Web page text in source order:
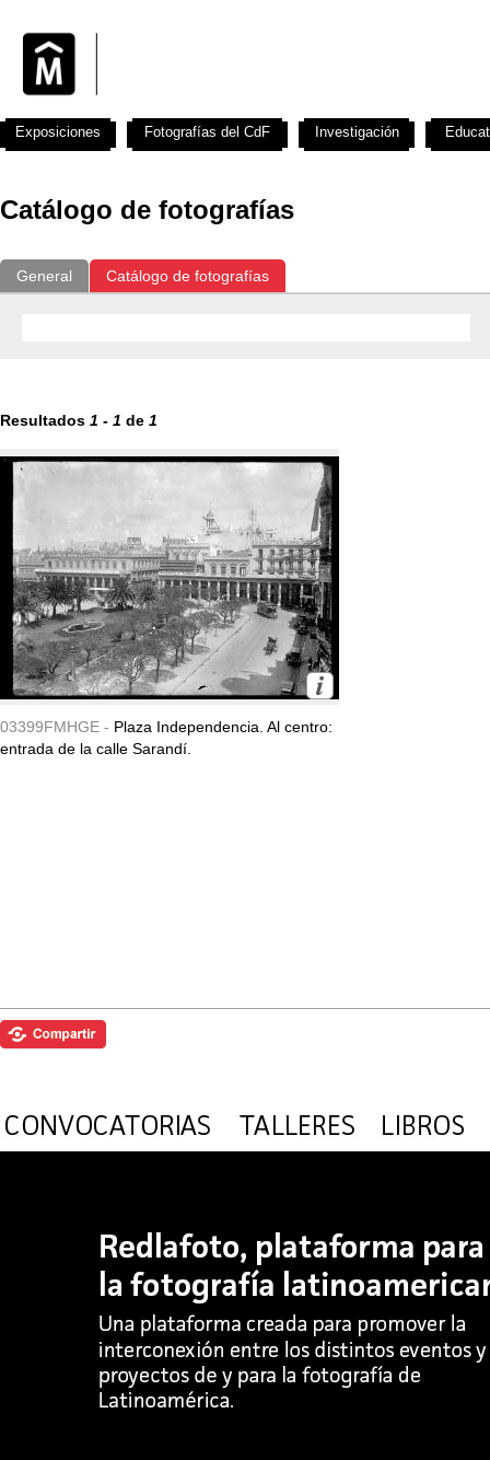
Catálogo de fotografías
General Catálogo de fotografías
Resultados 1 - 1 de 1
03399FMHGE - Plaza Independencia. Al centro:
entrada de la calle Sarandí.
Exposiciones Fotografías del CdF Investigación